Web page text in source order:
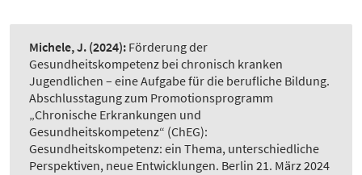
Michele, J. (2024): Förderung der
Gesundheitskompetenz bei chronisch kranken
Jugendlichen – eine Aufgabe für die berufliche Bildung.
Abschlusstagung zum Promotionsprogramm
„Chronische Erkrankungen und
Gesundheitskompetenz“ (ChEG):
Gesundheitskompetenz: ein Thema, unterschiedliche
Perspektiven, neue Entwicklungen. Berlin 21. März 2024